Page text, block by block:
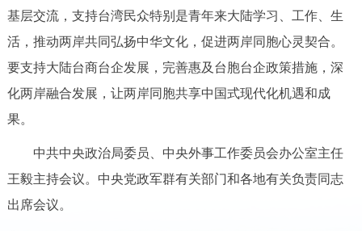
基层交流，支持台湾民众特别是青年来大陆学习、工作、生
活，推动两岸共同弘扬中华文化，促进两岸同胞心灵契合。
要支持大陆台商台企发展，完善惠及台胞台企政策措施，深
化两岸融合发展，让两岸同胞共享中国式现代化机遇和成
果。
中共中央政治局委员、中央外事工作委员会办公室主任
王毅主持会议。中央党政军群有关部门和各地有关负责同志
出席会议。